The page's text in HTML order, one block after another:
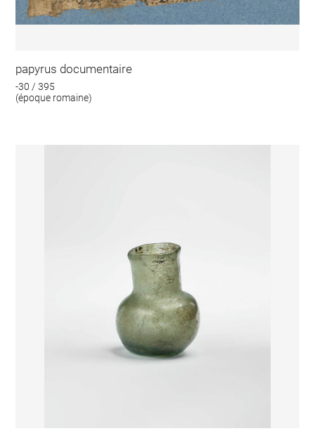
papyrus documentaire
-30 / 395
(époque romaine)